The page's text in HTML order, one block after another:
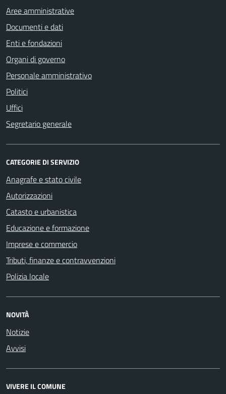
Aree amministrative
Documenti e dati
Enti e fondazioni
Organi di governo
Personale amministrativo
Politici
Uffici
Segretario generale
CATEGORIE DI SERVIZIO
Anagrafe e stato civile
Autorizzazioni
Catasto e urbanistica
Educazione e formazione
Imprese e commercio
Tributi, finanze e contravvenzioni
Polizia locale
NOVITÀ
Notizie
Avvisi
VIVERE IL COMUNE